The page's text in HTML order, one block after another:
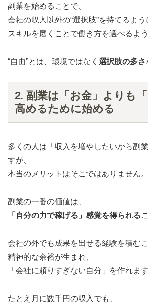
副業を始めることで、
会社の収入以外の“選択肢”を持てるよう
スキルを磨くことで働き方を選べるよ
“自由”とは、環境ではなく 選択肢の多さ
2. 副業は「お金」よりも
高めるために始める
多くの人は「収入を増やしたいから副
すが、
本当のメリットはそこではありません。
副業の一番の価値は、
「自分の力で稼げる」感覚を得られるこ
会社の外でも成果を出せる経験を積むこ
精神的な余裕が生まれ、
「会社に頼りすぎない自分」を作れます
たとえ月に数千円の収入でも、